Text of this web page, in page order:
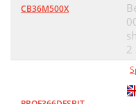
CB36M500X
2